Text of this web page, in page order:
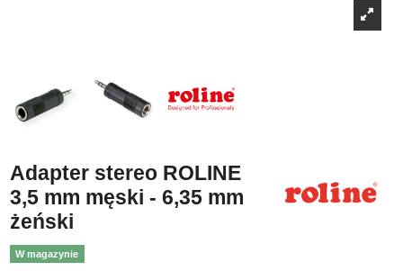
Adapter stereo ROLINE
3,5 mm męski - 6,35 mm
żeński
W magazynie